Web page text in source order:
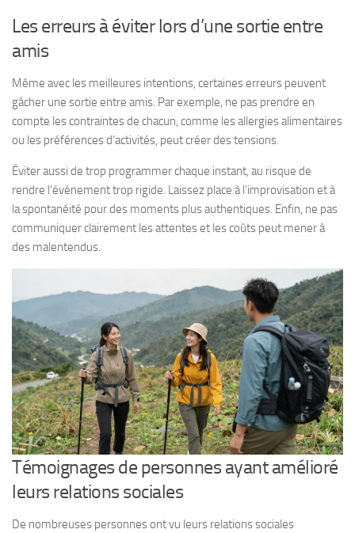
Les erreurs à éviter lors d’une sortie entre
amis
Même avec les meilleures intentions, certaines erreurs peuvent
gâcher une sortie entre amis. Par exemple, ne pas prendre en
compte les contraintes de chacun, comme les allergies alimentaires
ou les préférences d’activités, peut créer des tensions.
Éviter aussi de trop programmer chaque instant, au risque de
rendre l’événement trop rigide. Laissez place à l’improvisation et à
la spontanéité pour des moments plus authentiques. Enfin, ne pas
communiquer clairement les attentes et les coûts peut mener à
des malentendus.
Témoignages de personnes ayant amélioré
leurs relations sociales
De nombreuses personnes ont vu leurs relations sociales